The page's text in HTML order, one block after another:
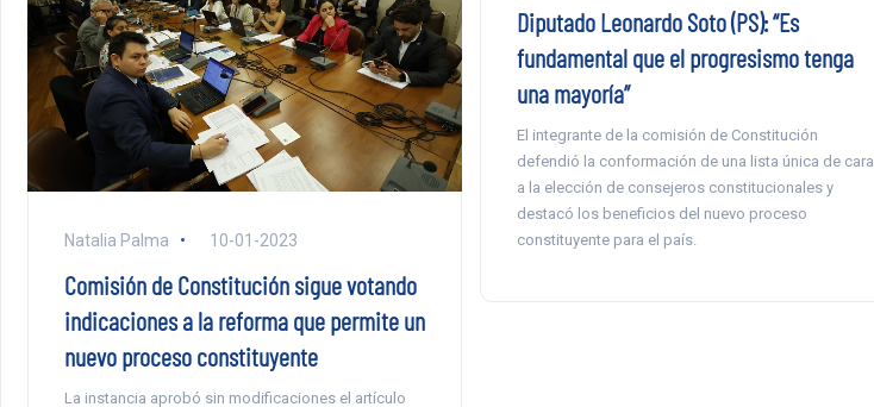
Natalia Palma 10-01-2023
Comisión de Constitución sigue votando
indicaciones a la reforma que permite un
nuevo proceso constituyente
La instancia aprobó sin modificaciones el artículo
Diputado Leonardo Soto (PS): “Es
fundamental que el progresismo tenga
una mayoría”
El integrante de la comisión de Constitución
defendió la conformación de una lista única de cara
a la elección de consejeros constitucionales y
destacó los beneficios del nuevo proceso
constituyente para el país.